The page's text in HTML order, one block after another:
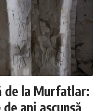
de la Murfatlar:
ani ascunsă